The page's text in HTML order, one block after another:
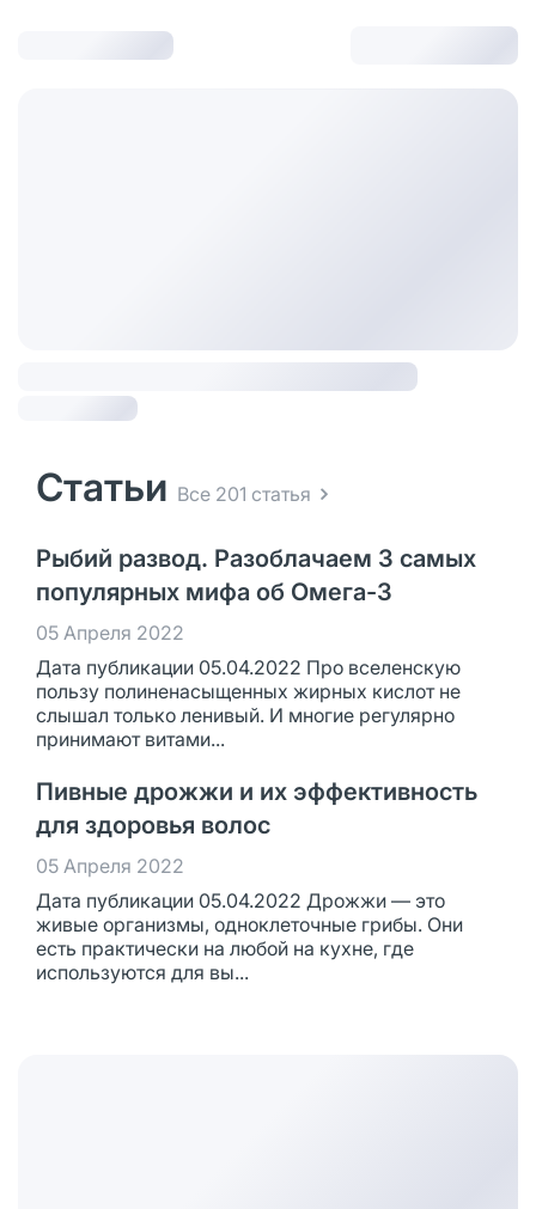
Статьи Все 201 статья
Рыбий развод. Разоблачаем 3 самых
популярных мифа об Омега-3
05 Апреля 2022
Дата публикации 05.04.2022 Про вселенскую
пользу полиненасыщенных жирных кислот не
слышал только ленивый. И многие регулярно
принимают витами...
Пивные дрожжи и их эффективность
для здоровья волос
05 Апреля 2022
Дата публикации 05.04.2022 Дрожжи — это
живые организмы, одноклеточные грибы. Они
есть практически на любой на кухне, где
используются для вы...